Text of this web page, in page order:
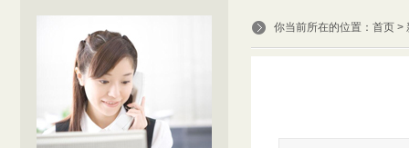
你当前所在的位置： 首页 >